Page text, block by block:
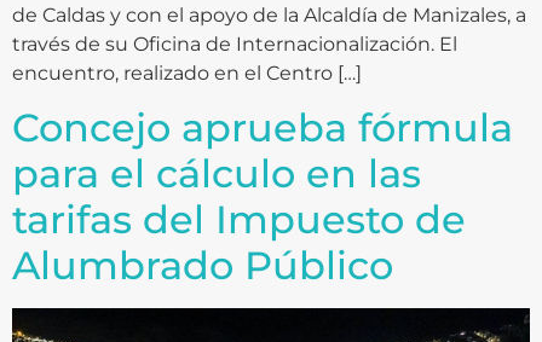
de Caldas y con el apoyo de la Alcaldía de Manizales, a
través de su Oficina de Internacionalización. El
encuentro, realizado en el Centro […]
Concejo aprueba fórmula
para el cálculo en las
tarifas del Impuesto de
Alumbrado Público